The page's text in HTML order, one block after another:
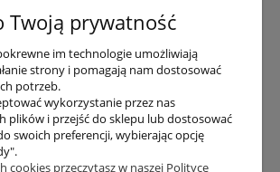
nie płacisz
Twoją prywatność
im technologie umożliwiają
strony i pomagają nam dostosować
potrzeb.
wykorzystanie przez nas
plików i przejść do sklepu lub dostosować
swoich preferencji, wybierając opcję
cookies przeczytasz w naszej Polityce